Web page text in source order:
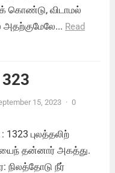
கொண்டு, விடாமல்
Read
15, 2023 · 0
புலத்தலிற்
தன்னார் அகத்து.
நிலத்தோடு நீர்